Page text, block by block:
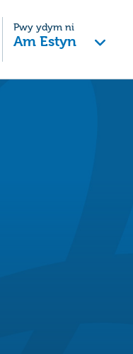
Pwy ydym ni
Am Estyn